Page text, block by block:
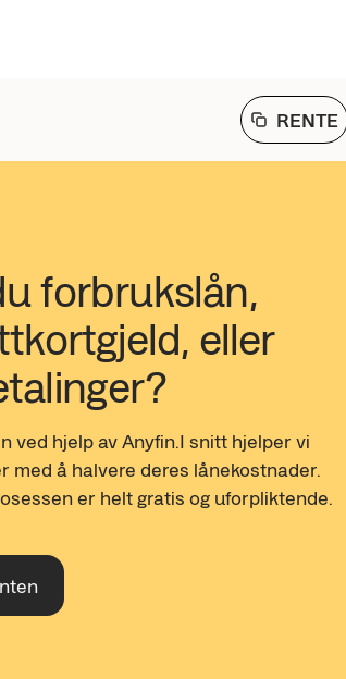
RENTE
forbrukslån,
eller
ved hjelp av Anyfin.I snitt hjelper vi
med å halvere deres lånekostnader.
er helt gratis og uforpliktende.